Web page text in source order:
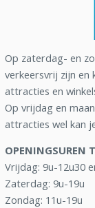
Op zaterdag- en
verkeersvrij zijn en
attracties en
Op vrijdag en
attracties wel kan
OPENINGSUREN
Vrijdag: 9u-12u30
Zaterdag: 9u-19u
Zondag: 11u-19u